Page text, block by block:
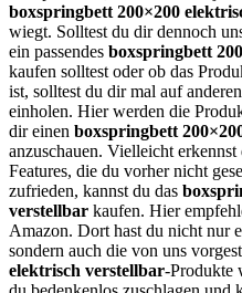
boxspringbett 200×200
wiegt. Solltest du dir dennoch
ein passendes boxspringbett
kaufen solltest oder ob das
ist, solltest du dir mal auf
einholen. Hier werden die
dir einen boxspringbett
anzuschauen. Vielleicht
Features, die du vorher nicht
zufrieden, kannst du das
verstellbar kaufen. Hier
Amazon. Dort hast du nicht nur
sondern auch die von uns
elektrisch verstellbar-Produkte